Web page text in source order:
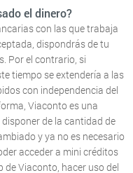
el dinero?
con las que trabaja
dispondrás de tu
Por el contrario, si
tiempo se extendería a las
con independencia del
Viaconto es una
de la cantidad de
y ya no es necesario
acceder a mini créditos
Viaconto, hacer uso del